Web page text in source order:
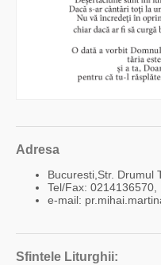
Adresa
Bucuresti,Str. Drumul
Tel/Fax: 0214136570,
e-mail:
Sfintele Liturghii: